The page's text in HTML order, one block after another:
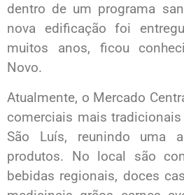
dentro de um programa
nova edificação foi
muitos anos, ficou
Novo.
Atualmente, o Mercado
comerciais mais
São Luís, reunindo uma
produtos. No local são
bebidas regionais, doces